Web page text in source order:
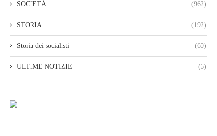
SOCIETÀ (962)
STORIA (192)
Storia dei socialisti (60)
ULTIME NOTIZIE (6)